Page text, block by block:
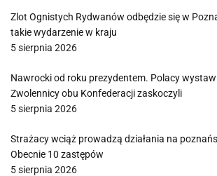
Zlot Ognistych Rydwanów odbędzie się w
takie wydarzenie w kraju
5 sierpnia 2026
Nawrocki od roku prezydentem. Polacy
Zwolennicy obu Konfederacji zaskoczyli
5 sierpnia 2026
Strażacy wciąż prowadzą działania na
Obecnie 10 zastępów
5 sierpnia 2026